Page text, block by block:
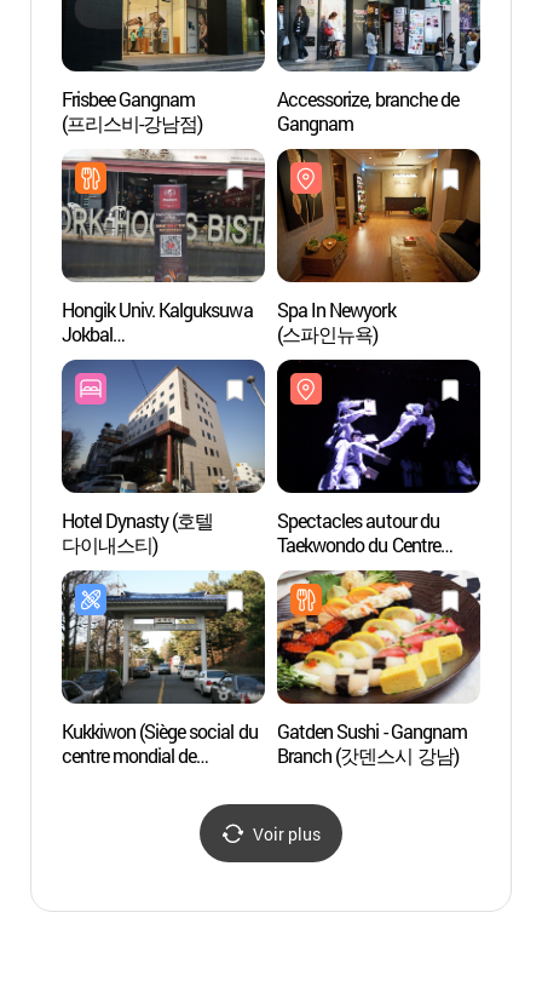
Frisbee Gangnam
(프리스비-강남점)
Accessorize, branche de
Gangnam
Hongik Univ. Kalguksuwa
Jokbal
Gangnam(홍대칼국수와
족발 강남)
Spa In Newyork
(스파인뉴욕)
Hotel Dynasty (호텔
다이내스티)
Spectacles autour du
Taekwondo du Centre
Kukkiwon (국기원 태권도
시범단 상설공연: 'Great
Taekwondo - 위대한
태권도')
Kukkiwon (Siège social du
centre mondial de
Gatden Sushi - Gangnam
Branch (갓덴스시 강남)
Voir plus